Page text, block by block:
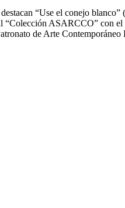
“Use el conejo
“Colección ASARCCO” con
de Arte